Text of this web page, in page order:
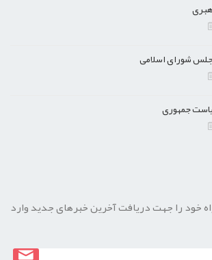
شورای اسلامی
جمهوری
خود را جهت دریافت آخرین خبرهای جدید وارد